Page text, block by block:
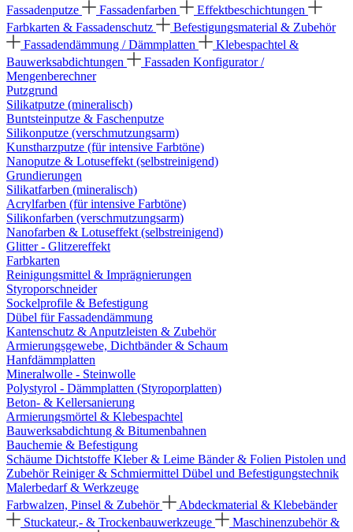
Fassadenputze
Fassadenfarben
Effektbeschichtungen
Farbkarten & Fassadenschutz
Befestigungsmaterial & Zubehör
Fassadendämmung / Dämmplatten
Klebespachtel &
Bauwerksabdichtungen
Fassaden Konfigurator /
Mengenberechner
Putzgrund
Silikatputze (mineralisch)
Buntsteinputze & Faschenputze
Silikonputze (verschmutzungsarm)
Kunstharzputze (für intensive Farbtöne)
Nanoputze & Lotuseffekt (selbstreinigend)
Grundierungen
Silikatfarben (mineralisch)
Acrylfarben (für intensive Farbtöne)
Silikonfarben (verschmutzungsarm)
Nanofarben & Lotuseffekt (selbstreinigend)
Glitter - Glitzereffekt
Farbkarten
Reinigungsmittel & Imprägnierungen
Styroporschneider
Sockelprofile & Befestigung
Dübel für Fassadendämmung
Kantenschutz & Anputzleisten & Zubehör
Armierungsgewebe, Dichtbänder & Schaum
Hanfdämmplatten
Mineralwolle - Steinwolle
Polystyrol - Dämmplatten (Styroporplatten)
Beton- & Kellersanierung
Armierungsmörtel & Klebespachtel
Bauwerksabdichtung & Bitumenbahnen
Bauchemie & Befestigung
Schäume Dichtstoffe Kleber & Leime Bänder & Folien Pistolen und
ZubehörReiniger & Schmiermittel Dübel und Befestigungstechnik
Malerbedarf & Werkzeuge
Farbwalzen, Pinsel & Zubehör
Abdeckmaterial & Klebebänder
Stuckateur,- & Trockenbauwerkzeuge
Maschinenzubehör &